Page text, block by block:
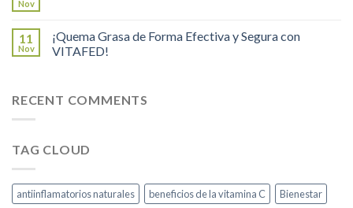
Nov
11
Nov
¡Quema Grasa de Forma Efectiva y Segura con
VITAFED!
RECENT COMMENTS
TAG CLOUD
antiinflamatorios naturales beneficios de la vitamina C
Bienestar